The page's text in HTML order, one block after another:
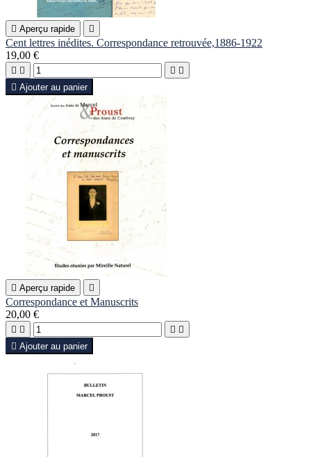
 Aperçu rapide 
Cent lettres inédites. Correspondance retrouvée,1886-1922
19,00 €
   
 Ajouter au panier
 Aperçu rapide 
Correspondance et Manuscrits
20,00 €
   
 Ajouter au panier